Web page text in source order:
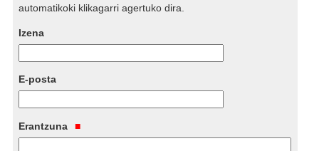
automatikoki klikagarri agertuko dira.
Izena
E-posta
Erantzuna